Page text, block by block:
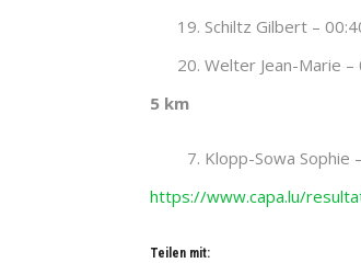
Schiltz Gilbert –
Welter Jean-Marie –
5 km
Klopp-Sowa Sophie
https://www.capa.lu/
Teilen mit: